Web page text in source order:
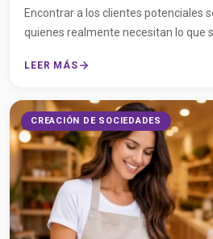
Encontrar a los clientes potenciales
quienes realmente necesitan lo que
LEER MÁS
CREACIÓN DE SOCIEDADES